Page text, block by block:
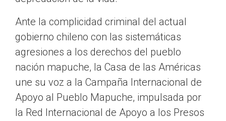
Ante la complicidad criminal del actual
gobierno chileno con las sistemáticas
agresiones a los derechos del pueblo
nación mapuche, la Casa de las Américas
une su voz a la Campaña Internacional de
Apoyo al Pueblo Mapuche, impulsada por
la Red Internacional de Apoyo a los Presos